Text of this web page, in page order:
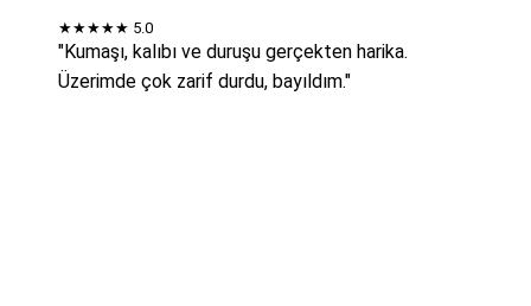
★★★★★ 5.0
"Kumaşı, kalıbı ve duruşu gerçekten harika.
Üzerimde çok zarif durdu, bayıldım."